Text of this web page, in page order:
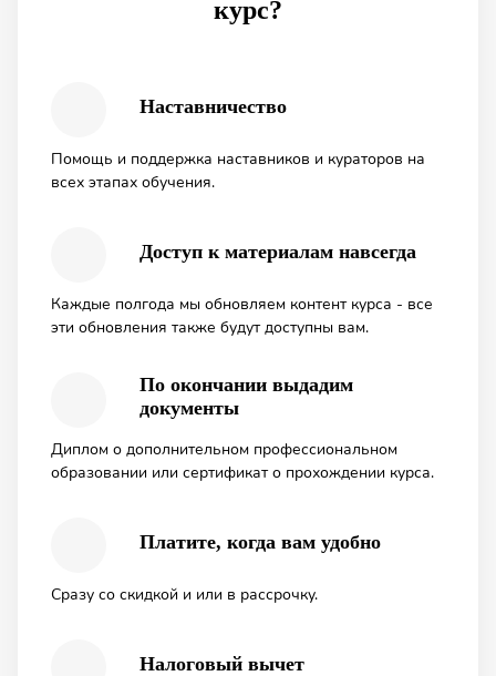
курс?
Наставничество
Помощь и поддержка наставников и кураторов на
всех этапах обучения.
Доступ к материалам навсегда
Каждые полгода мы обновляем контент курса - все
эти обновления также будут доступны вам.
По окончании выдадим
документы
Диплом о дополнительном профессиональном
образовании или сертификат о прохождении курса.
Платите, когда вам удобно
Сразу со скидкой и или в рассрочку.
Налоговый вычет